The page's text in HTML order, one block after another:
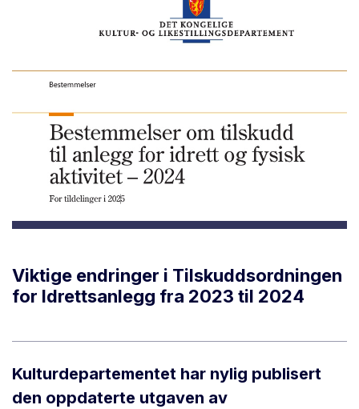
Viktige endringer i Tilskuddsordningen
for Idrettsanlegg fra 2023 til 2024
Kulturdepartementet har nylig publisert
den oppdaterte utgaven av